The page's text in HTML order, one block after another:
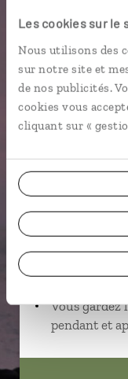
Les cookies sur le
Nous utilisons des
sur notre site et
de nos publicités.
cookies vous
cliquant sur «
Praia dos
São João
spécialistes
Ils sauront
près de vos
Échangez
connectés
téléphone.
Vous
pendant et